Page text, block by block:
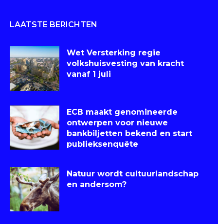
LAATSTE BERICHTEN
Wet Versterking regie
volkshuisvesting van kracht
vanaf 1 juli
ECB maakt genomineerde
ontwerpen voor nieuwe
bankbiljetten bekend en start
publieksenquête
Natuur wordt cultuurlandschap
en andersom?